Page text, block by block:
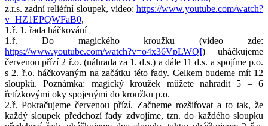
z.r.s. zadní reliéfní sloupek, video: https://www.youtube.com/watch?
v=HZ1EPQWFaB0,
1.ř. 1. řada háčkování
1.ř. Do magického kroužku (video zde:
https://www.youtube.com/watch?v=o4x36VpLWQI) uháčkujeme
červenou přízí 2 ř.o. (náhrada za 1. d.s.) a dále 11 d.s. a spojíme p.o.
s 2. ř.o. háčkovaným na začátku této řady. Celkem budeme mít 12
sloupků. Poznámka: magický kroužek můžete nahradit 5 – 6
řetízkovými oky spojenými do kroužku p.o.
2.ř. Pokračujeme červenou přízí. Začneme rozšiřovat a to tak, že
každý sloupek předchozí řady zdvojíme, tzn. do každého sloupku